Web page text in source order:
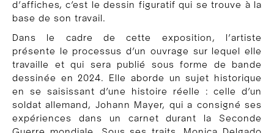
d’affiches, c’est le dessin figuratif qui se trouve à la
base de son travail.
Dans le cadre de cette exposition, l’artiste
présente le processus d’un ouvrage sur lequel elle
travaille et qui sera publié sous forme de bande
dessinée en 2024. Elle aborde un sujet historique
en se saisissant d’une histoire réelle : celle d’un
soldat allemand, Johann Mayer, qui a consigné ses
expériences dans un carnet durant la Seconde